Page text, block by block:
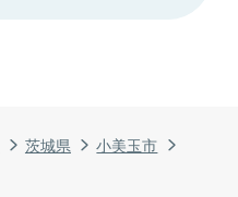
茨城県
小美玉市